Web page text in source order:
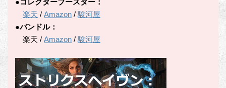
●コレクターブースター：
楽天 / Amazon /駿河屋
●バンドル：
楽天 / Amazon /駿河屋